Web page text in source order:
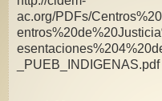
ac.org/PDFs/
_PUEB_INDIGENAS.pdf